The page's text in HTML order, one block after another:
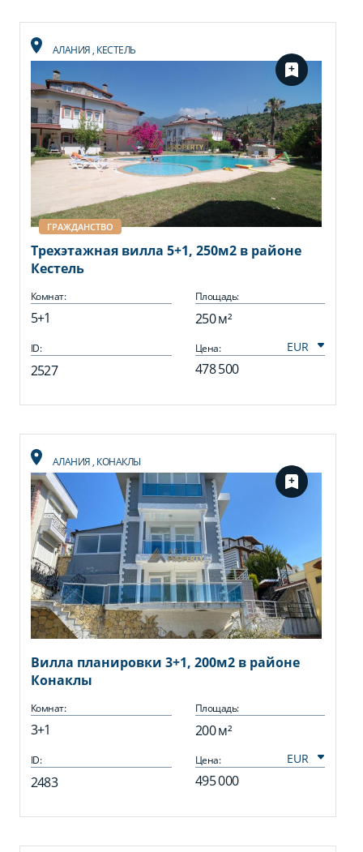
АЛАНИЯ, КЕСТЕЛЬ
ГРАЖДАНСТВО
Трехэтажная вилла 5+1, 250м2 в районе
Кестель
Комнат:
5+1
Площадь:
250 м²
ID:
2527
Цена:
478 500
АЛАНИЯ, КОНАКЛЫ
Вилла планировки 3+1, 200м2 в районе
Конаклы
Комнат:
3+1
Площадь:
200 м²
ID:
2483
Цена:
495 000